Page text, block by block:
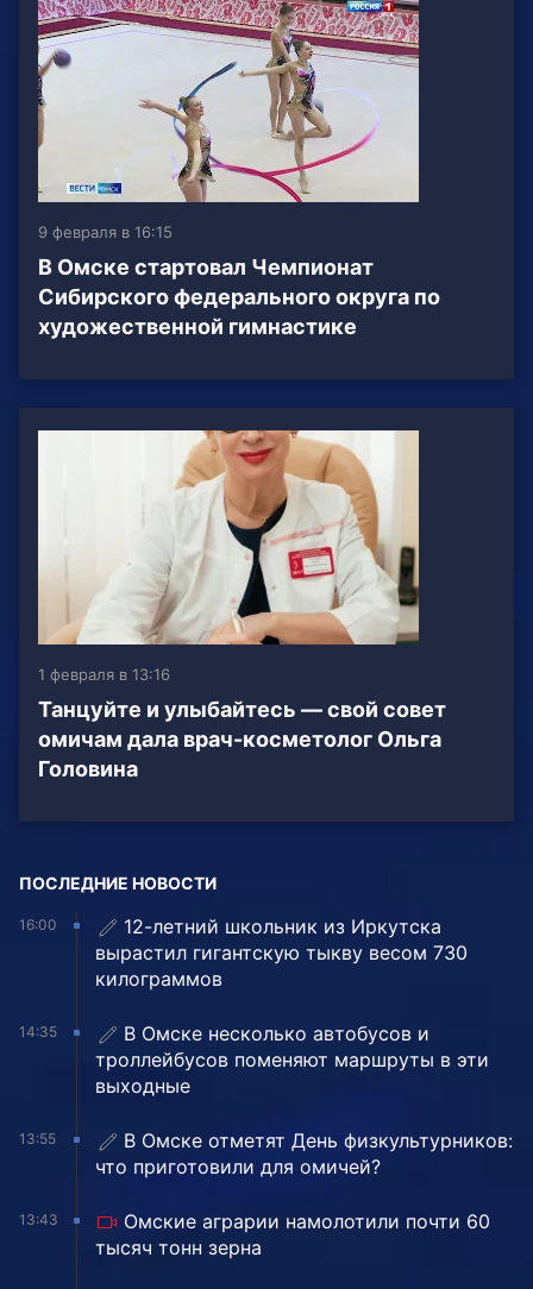
9 февраля в 16:15
В Омске стартовал Чемпионат
Сибирского федерального округа по
художественной гимнастике
1 февраля в 13:16
Танцуйте и улыбайтесь — свой совет
омичам дала врач-косметолог Ольга
Головина
ПОСЛЕДНИЕ НОВОСТИ
16:00
12-летний школьник из Иркутска
вырастил гигантскую тыкву весом 730
килограммов
14:35
В Омске несколько автобусов и
троллейбусов поменяют маршруты в эти
выходные
13:55
В Омске отметят День физкультурников:
что приготовили для омичей?
13:43
Омские аграрии намолотили почти 60
тысяч тонн зерна